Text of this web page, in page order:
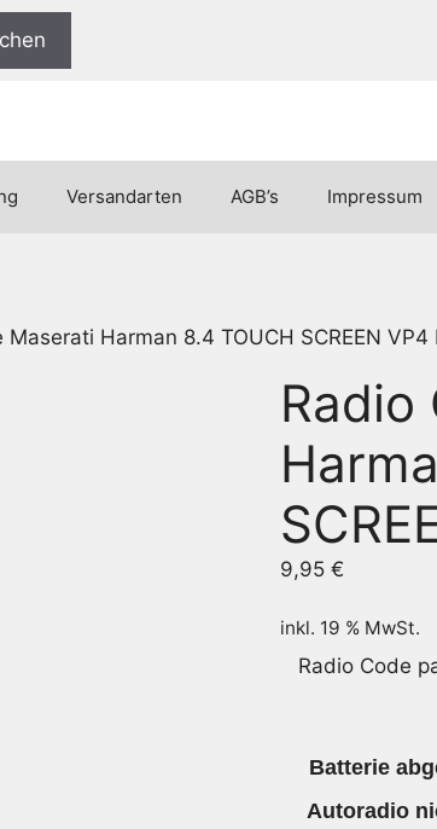
Versandarten AGB’s Impressum
Maserati Harman 8.4 TOUCH SCREEN VP4
Radio
9,95€
inkl. 19 % MwSt.
Radio Code
Batterie
Autoradio